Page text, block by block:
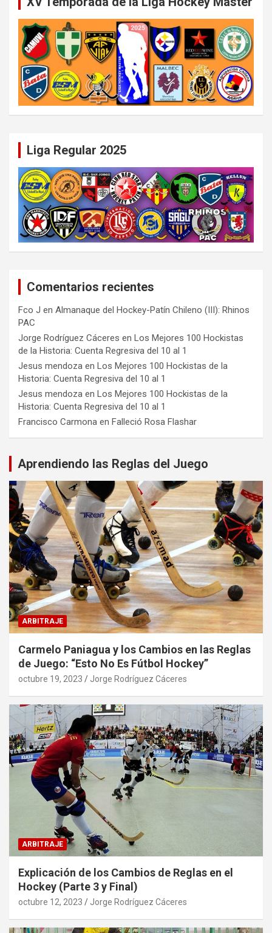
Liga Regular 2025
Comentarios recientes
Fco J en Almanaque del Hockey-Patín Chileno (III): Rhinos
PAC
Jorge Rodríguez Cáceres en Los Mejores 100 Hockistas
de la Historia: Cuenta Regresiva del 10 al 1
Jesus mendoza en Los Mejores 100 Hockistas de la
Historia: Cuenta Regresiva del 10 al 1
Jesus mendoza en Los Mejores 100 Hockistas de la
Historia: Cuenta Regresiva del 10 al 1
Francisco Carmona en Falleció Rosa Flashar
Aprendiendo las Reglas del Juego
ARBITRAJE
Carmelo Paniagua y los Cambios en las Reglas
de Juego: “Esto No Es Fútbol Hockey”
octubre 19, 2023 Jorge Rodríguez Cáceres
ARBITRAJE
Explicación de los Cambios de Reglas en el
Hockey (Parte 3 y Final)
octubre 12, 2023 Jorge Rodríguez Cáceres